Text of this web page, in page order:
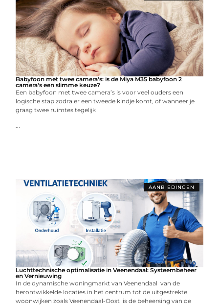
Babyfoon met twee camera's: is de Miya M35 babyfoon 2
camera's een slimme keuze?
Een babyfoon met twee camera’s is voor veel ouders een
logische stap zodra er een tweede kindje komt, of wanneer je
graag twee ruimtes tegelijk
...
AANBIEDINGEN
Luchttechnische optimalisatie in Veenendaal: Systeembeheer
en Vernieuwing
In de dynamische woningmarkt van Veenendaal van de
herontwikkelde locaties in het centrum tot de uitgestrekte
woonwijken zoals Veenendaal-Oost is de beheersing van de